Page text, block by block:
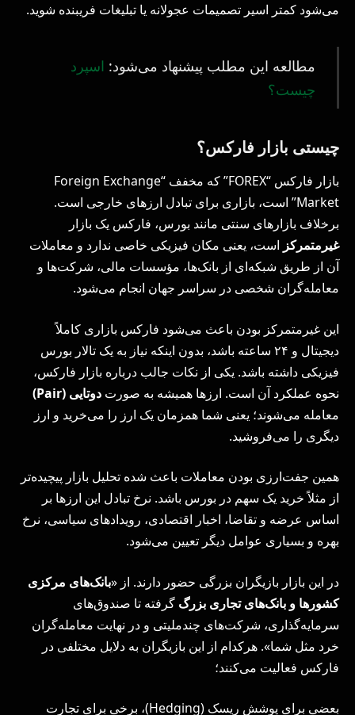
می‌شود کمتر اسیر تصمیمات عجولانه یا تبلیغات فریبنده شوید.
مطالعه این مطلب پیشنهاد می‌شود: اسپرد
چیست؟
چیستی بازار فارکس؟
بازار فارکس “FOREX” که مخفف “Foreign Exchange
Market” است، بازاری برای تبادل ارزهای خارجی است.
برخلاف بازارهای سنتی مانند بورس، فارکس یک بازار
غیرمتمرکز است، یعنی مکان فیزیکی خاصی ندارد و معاملات
آن از طریق شبکه‌ای از بانک‌ها، مؤسسات مالی، شرکت‌ها و
معامله‌گران شخصی در سراسر جهان انجام می‌شود.
این غیرمتمرکز بودن باعث می‌شود فارکس بازاری کاملاً
دیجیتال و ۲۴ ساعته باشد، بدون اینکه نیاز به یک تالار بورس
فیزیکی داشته باشد. یکی از نکات جالب درباره بازار فارکس،
نحوه‌ عملکرد آن است. ارزها همیشه به صورت دوتایی (Pair
)
معامله می‌شوند؛ یعنی شما همزمان یک ارز را می‌خرید و ارز
دیگری را می‌فروشید.
همین جفت‌ارزی بودن معاملات باعث شده تحلیل بازار پیچیده‌تر
از مثلاً خرید یک سهم در بورس باشد. نرخ تبادل این ارزها بر
اساس عرضه و تقاضا، اخبار اقتصادی، رویدادهای سیاسی، نرخ
بهره و بسیاری عوامل دیگر تعیین می‌شود.
در این بازار بازیگران بزرگی حضور دارند. از «بانک‌های مرکزی
کشورها و بانک‌های تجاری بزرگ گرفته تا صندوق‌های
سرمایه‌گذاری، شرکت‌های چندملیتی و در نهایت معامله‌گران
خرد مثل شما». هرکدام از این بازیگران به دلایل مختلفی در
فارکس فعالیت می‌کنند؛
بعضی برای پوشش ریسک (Hedging)، برخی برای تجارت